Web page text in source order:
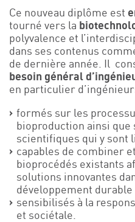
Contacts
Ce nouveau diplôme est
tourné vers la
polyvalence et
dans ses contenus
de dernière année. Il
besoin général
en particulier
formés sur les
bioproduction ainsi que
scientifiques qui y sont
capables de combiner
bioprocédés existants
solutions innovantes
développement durable
sensibilisés à la
et sociétale.